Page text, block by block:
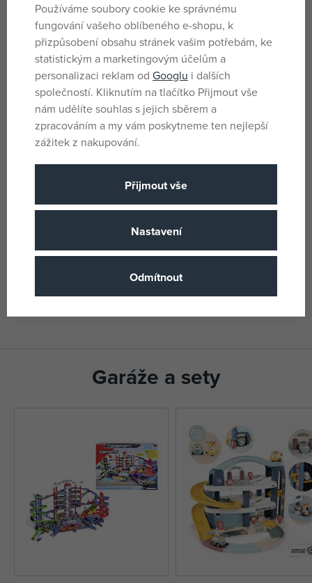
Parametry
Pohlaví Pro holky i kluky
Materiál Plast
Věk od
Země původu CZ
Dodavatelské číslo 04440
produkty)
EAN 4006942822508
Garáže a sety
Používáme soubory cookie ke správnému
fungování vašeho oblíbeného e-shopu, k
přizpůsobení obsahu stránek vašim potřebám, ke
statistickým a marketingovým účelům a
personalizaci reklam od Googlu i dalších
společností. Kliknutím na tlačítko Přijmout vše
nám udělíte souhlas s jejich sběrem a
zpracováním a my vám poskytneme ten nejlepší
zážitek z nakupování.
Přijmout vše
Nastavení
Odmítnout